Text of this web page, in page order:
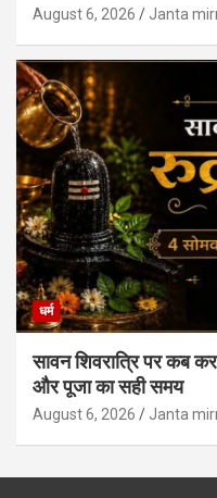
August 6, 2026 Janta
धर्म
सावन शिवरात्रि पर कब
और पूजा का सही समय
August 6, 2026 Janta